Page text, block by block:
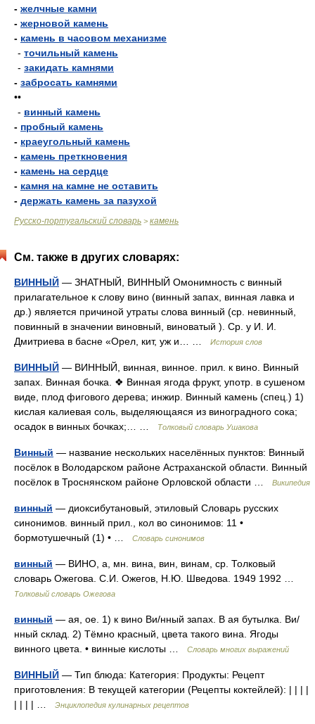
- желчные камни
- жерновой камень
- камень в часовом механизме
- точильный камень
- закидать камнями
- забросать камнями
••
- винный камень
- пробный камень
- краеугольный камень
- камень преткновения
- камень на сердце
- камня на камне не оставить
- держать камень за пазухой
Русско-португальский словарь > камень
См. также в других словарях:
ВИННЫЙ — ЗНАТНЫЙ, ВИННЫЙ Омонимность с винный
прилагательное к слову вино (винный запах, винная лавка и
др.) является причиной утраты слова винный (ср. невинный,
повинный в значении виновный, виноватый ). Ср. у И. И.
Дмитриева в басне «Орел, кит, уж и… …
История слов
ВИННЫЙ — ВИННЫЙ, винная, винное. прил. к вино. Винный
запах. Винная бочка. ❖ Винная ягода фрукт, употр. в сушеном
виде, плод фигового дерева; инжир. Винный камень (спец.) 1)
кислая калиевая соль, выделяющаяся из виноградного сока;
осадок в винных бочках;… …
Толковый словарь Ушакова
Винный — название нескольких населённых пунктов: Винный
посёлок в Володарском районе Астраханской области. Винный
посёлок в Троснянском районе Орловской области …
Википедия
винный — диоксибутановый, этиловый Словарь русских
синонимов. винный прил., кол во синонимов: 11 •
бормотушечный (1) • …
Словарь синонимов
винный — ВИНО, а, мн. вина, вин, винам, ср. Толковый
словарь Ожегова. С.И. Ожегов, Н.Ю. Шведова. 1949 1992 …
Толковый словарь Ожегова
винный — ая, ое. 1) к вино Ви/нный запах. В ая бутылка. Ви/
нный склад. 2) Тёмно красный, цвета такого вина. Ягоды
винного цвета. • винные кислоты …
Словарь многих выражений
ВИННЫЙ — Тип блюда: Категория: Продукты: Рецепт
приготовления: В текущей категории (Рецепты коктейлей): | | | |
| | | | …
Энциклопедия кулинарных рецептов